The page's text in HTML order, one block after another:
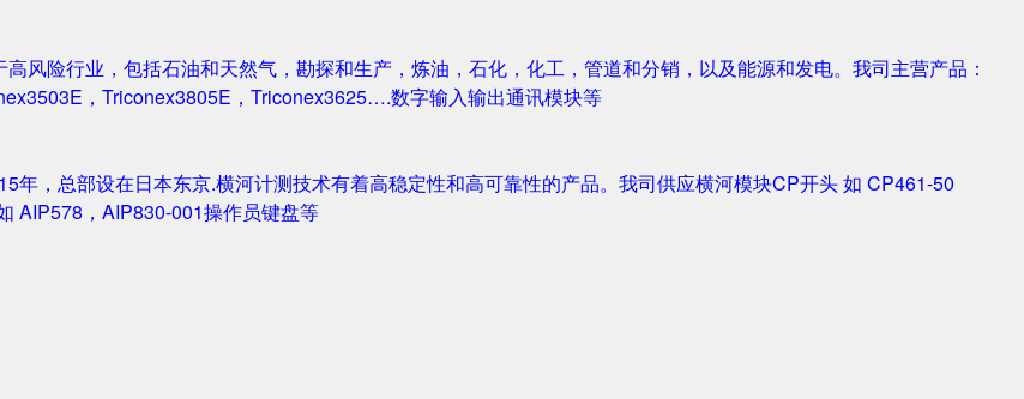
风险行业，包括石油和天然气，勘探和生产，炼油，石化，化工，管道和分销，以及能源和发电。我司主营产品：
，Triconex3805E，Triconex3625….数字输入输出通讯模块等
年，总部设在日本东京.横河计测技术有着高稳定性和高可靠性的产品。我司供应横河模块CP开头 如 CP461-50
AIP578，AIP830-001操作员键盘等